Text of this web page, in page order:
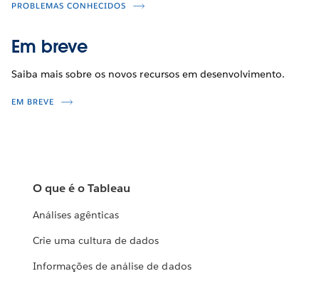
PROBLEMAS CONHECIDOS
Em breve
Saiba mais sobre os novos recursos em desenvolvimento.
EM BREVE
O que é o Tableau
Análises agênticas
Crie uma cultura de dados
Informações de análise de dados